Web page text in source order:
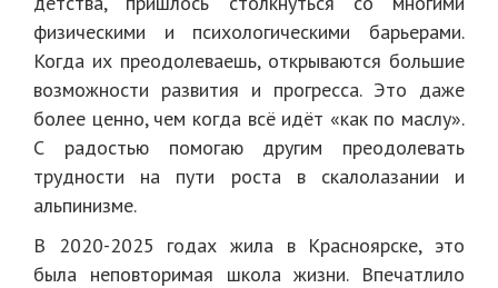
физическими и психологическими барьерами.
Когда их преодолеваешь, открываются большие
возможности развития и прогресса. Это даже
более ценно, чем когда всё идёт «как по маслу».
С радостью помогаю другим преодолевать
трудности на пути роста в скалолазании и
альпинизме.
В 2020-2025 годах жила в Красноярске, это
была неповторимая школа жизни. Впечатлило